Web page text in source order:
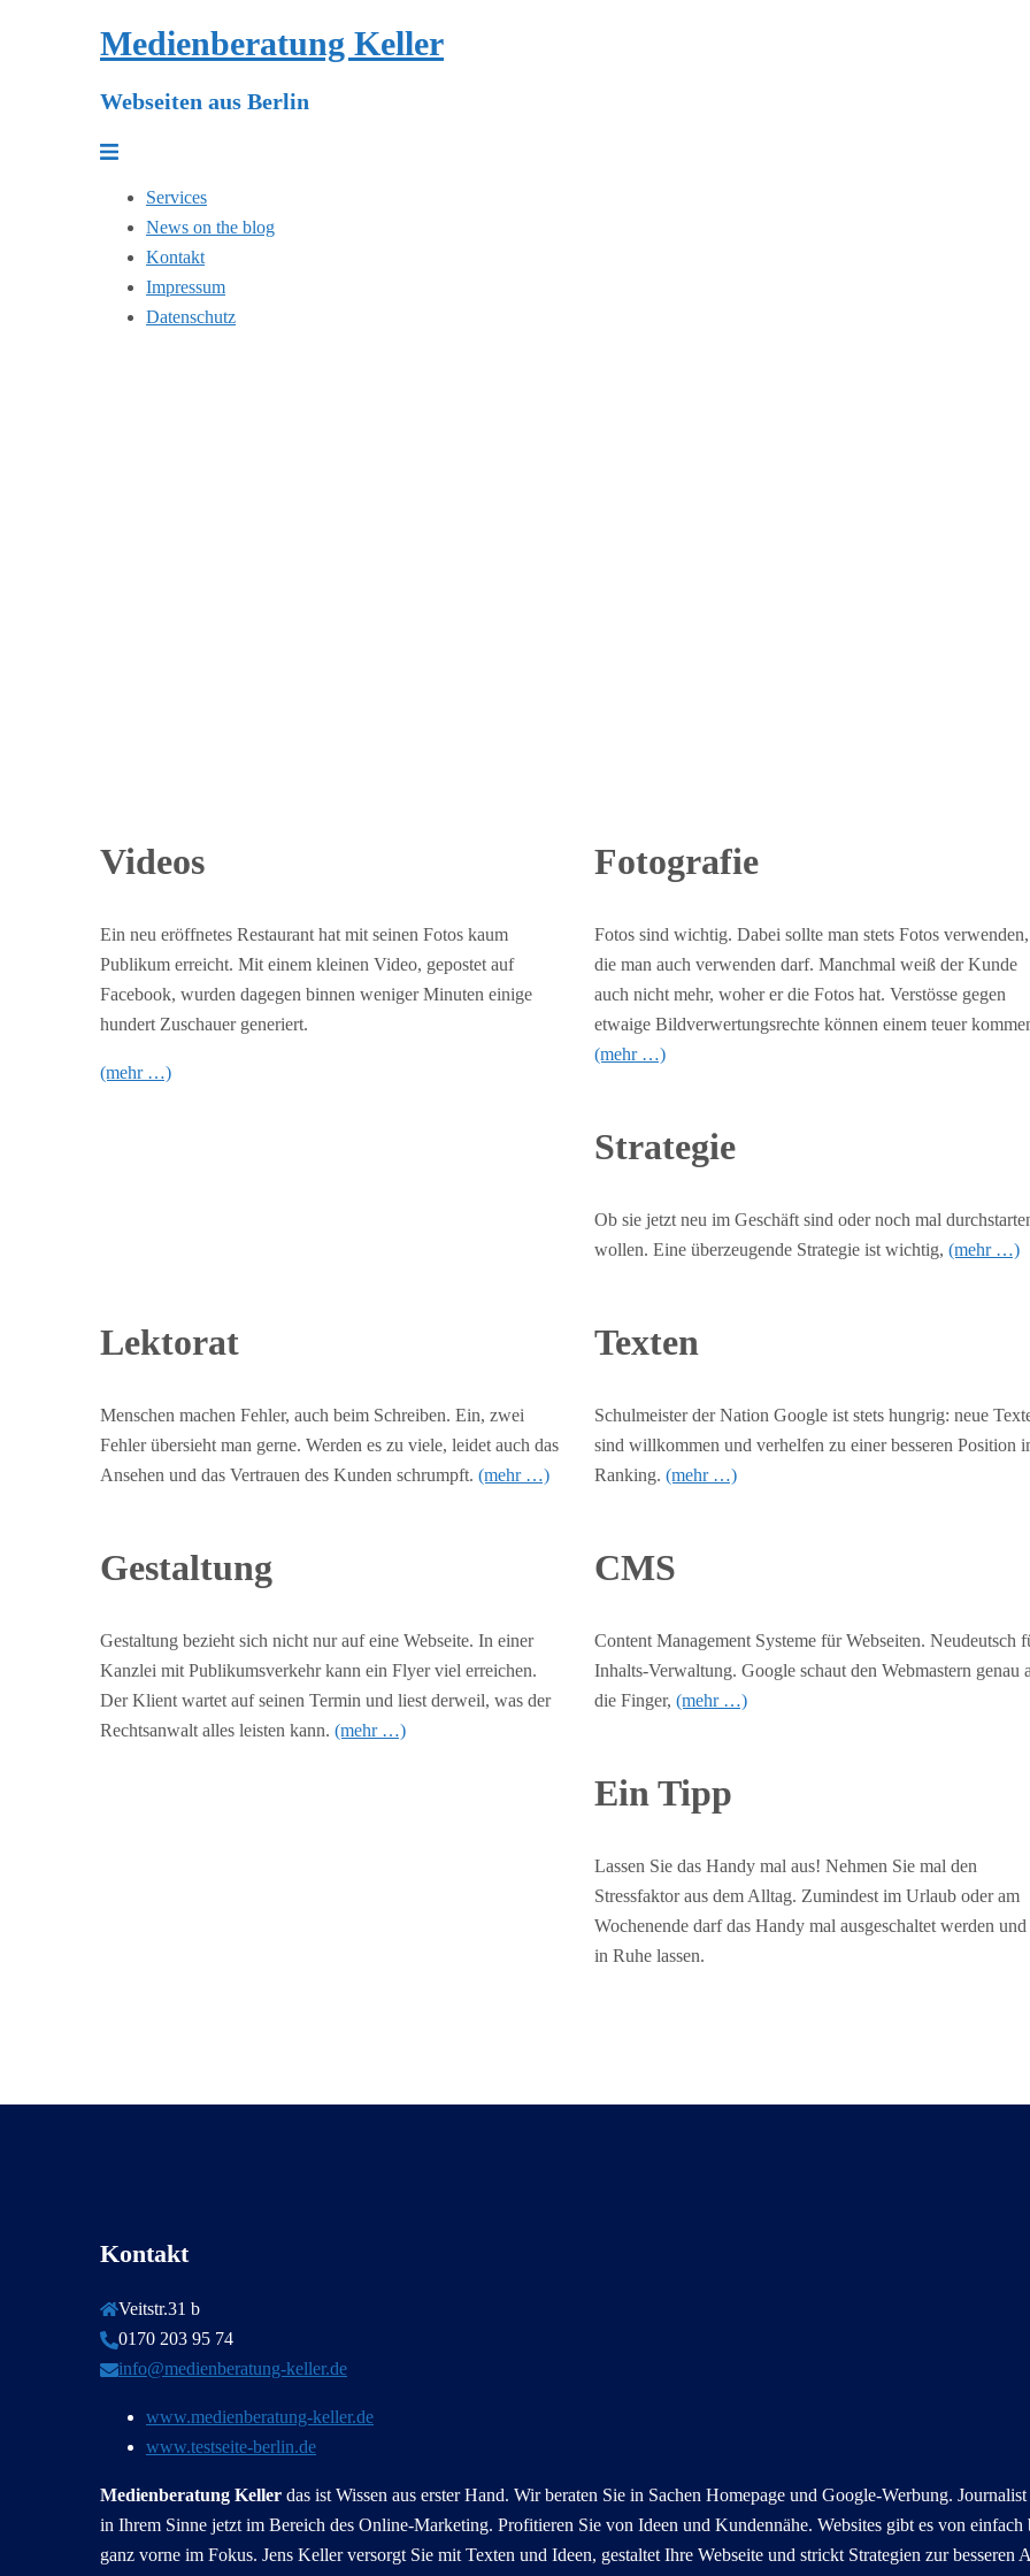
Medienberatung Keller
Webseiten aus Berlin
Menü
Services
News on the blog
Kontakt
Impressum
Datenschutz
Videos
Ein neu eröffnetes Restaurant hat mit seinen Fotos kaum
Publikum erreicht. Mit einem kleinen Video, gepostet auf
Facebook, wurden dagegen binnen weniger Minuten einige
hundert Zuschauer generiert.
(mehr …)
Fotografie
Fotos sind wichtig. Dabei sollte man stets Fotos verwenden,
die man auch verwenden darf. Manchmal weiß der Kunde
auch nicht mehr, woher er die Fotos hat. Verstösse gegen
etwaige Bildverwertungsrechte können einem teuer
(mehr …)
Strategie
Ob sie jetzt neu im Geschäft sind oder noch mal
wollen. Eine überzeugende Strategie ist wichtig, (mehr …)
Lektorat
Menschen machen Fehler, auch beim Schreiben. Ein, zwei
Fehler übersieht man gerne. Werden es zu viele, leidet auch das
Ansehen und das Vertrauen des Kunden schrumpft. (mehr …)
Texten
Schulmeister der Nation Google ist stets hungrig: neue
sind willkommen und verhelfen zu einer besseren Position
Ranking. (mehr …)
Gestaltung
Gestaltung bezieht sich nicht nur auf eine Webseite. In einer
Kanzlei mit Publikumsverkehr kann ein Flyer viel erreichen.
Der Klient wartet auf seinen Termin und liest derweil, was der
Rechtsanwalt alles leisten kann. (mehr …)
CMS
Content Management Systeme für Webseiten. Neudeutsch
Inhalts-Verwaltung. Google schaut den Webmastern genau
die Finger, (mehr …)
Ein Tipp
Lassen Sie das Handy mal aus! Nehmen Sie mal den
Stressfaktor aus dem Alltag. Zumindest im Urlaub oder am
Wochenende darf das Handy mal ausgeschaltet werden und
in Ruhe lassen.
Kontakt
Veitstr.31 b
0170 203 95 74
info@medienberatung-keller.de
www.medienberatung-keller.de
www.testseite-berlin.de
Medienberatung Keller das ist Wissen aus erster Hand. Wir beraten Sie in Sachen Homepage und Google-Werbung.
in Ihrem Sinne jetzt im Bereich des Online-Marketing. Profitieren Sie von Ideen und Kundennähe. Websites gibt es von einfach
ganz vorne im Fokus. Jens Keller versorgt Sie mit Texten und Ideen, gestaltet Ihre Webseite und strickt Strategien zur